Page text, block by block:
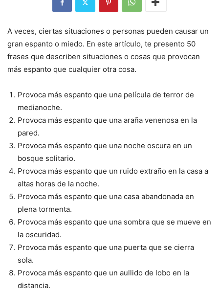
A veces, ciertas situaciones o personas pueden causar un
gran espanto o miedo. En este artículo, te presento 50
frases que describen situaciones o cosas que provocan
más espanto que cualquier otra cosa.
Provoca más espanto que una película de terror de
medianoche.
Provoca más espanto que una araña venenosa en la
pared.
Provoca más espanto que una noche oscura en un
bosque solitario.
Provoca más espanto que un ruido extraño en la casa a
altas horas de la noche.
Provoca más espanto que una casa abandonada en
plena tormenta.
Provoca más espanto que una sombra que se mueve en
la oscuridad.
Provoca más espanto que una puerta que se cierra
sola.
Provoca más espanto que un aullido de lobo en la
distancia.